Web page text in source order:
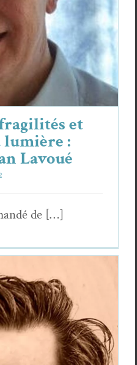
à Jean Lavoué
Jean Lavoué
et
:
Lavoué
de […]